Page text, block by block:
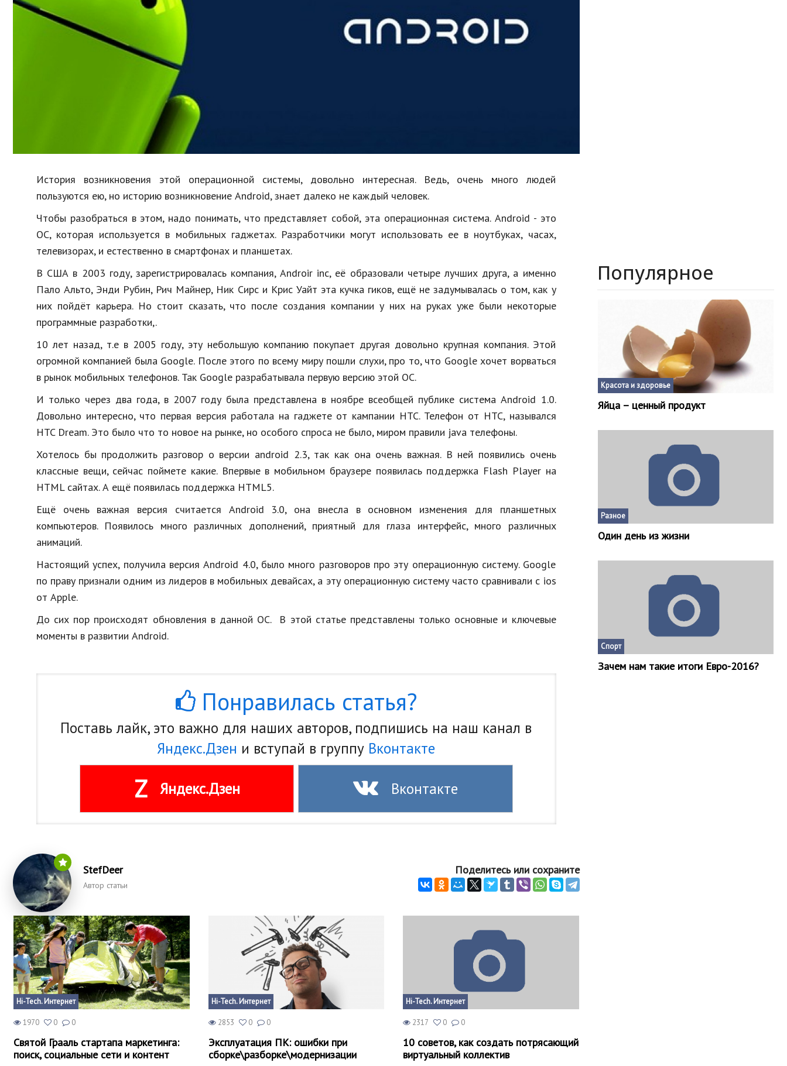
Образование
Спорт и фитнес
Животные
Еда и напитки
Праздники и подарки
Бизнес
Образование
Наука и технологии
История возникновения этой операционной системы, довольно интересная. Ведь, очень много людей
пользуются ею, но историю возникновение Android, знает далеко не каждый человек.
Чтобы разобраться в этом, надо понимать, что представляет собой, эта операционная система. Android - это
OC, которая используется в мобильных гаджетах. Разработчики могут использовать ее в ноутбуках, часах,
телевизорах, и естественно в смартфонах и планшетах.
В США в 2003 году, зарегистрировалась компания, Androir inc, её образовали четыре лучших друга, а именно
Пало Альто, Энди Рубин, Рич Майнер, Ник Сирс и Крис Уайт эта кучка гиков, ещё не задумывалась о том, как у
них пойдёт карьера. Но стоит сказать, что после создания компании у них на руках уже были некоторые
программные разработки,.
10 лет назад, т.е в 2005 году, эту небольшую компанию покупает другая довольно крупная компания. Этой
огромной компанией была Google. После этого по всему миру пошли слухи, про то, что Google хочет ворваться
в рынок мобильных телефонов. Так Google разрабатывала первую версию этой OC.
И только через два года, в 2007 году была представлена в ноябре всеобщей публике система Android 1.0.
Довольно интересно, что первая версия работала на гаджете от кампании HTC. Телефон от HTC, назывался
HTC Dream. Это было что то новое на рынке, но особого спроса не было, миром правили java телефоны.
Хотелось бы продолжить разговор о версии android 2.3, так как она очень важная. В ней появились очень
классные вещи, сейчас поймете какие. Впервые в мобильном браузере появилась поддержка Flash Player на
HTML сайтах. А ещё появилась поддержка HTML5.
Ещё очень важная версия считается Android 3.0, она внесла в основном изменения для планшетных
компьютеров. Появилось много различных дополнений, приятный для глаза интерфейс, много различных
анимаций.
Настоящий успех, получила версия Android 4.0, было много разговоров про эту операционную систему. Google
по праву признали одним из лидеров в мобильных девайсах, а эту операционную систему часто сравнивали с ios
от Apple.
До сих пор происходят обновления в данной OC. В этой статье представлены только основные и ключевые
моменты в развитии Android.
Понравилась статья?
Поставь лайк, это важно для наших авторов, подпишись на наш канал в
Яндекс.Дзен и вступай в группу Вконтакте
Z Яндекс.Дзен Вконтакте
StefDeer
Автор статьи
Поделитесь или сохраните
Hi-Tech. Интернет
1970 0 0
Святой Грааль стартапа маркетинга:
поиск, социальные сети и контент
Hi-Tech. Интернет
2853 0 0
Эксплуатация ПК: ошибки при
сборке\разборке\модернизации
Hi-Tech. Интернет
2317 0 0
10 советов, как создать потрясающий
виртуальный коллектив
Популярное
Красота и здоровье
Яйца – ценный продукт
Разное
Один день из жизни
Спорт
Зачем нам такие итоги Евро-2016?